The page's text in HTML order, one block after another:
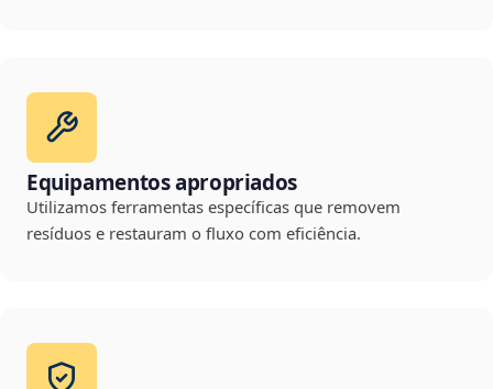
Equipamentos apropriados
Utilizamos ferramentas específicas que removem
resíduos e restauram o fluxo com eficiência.